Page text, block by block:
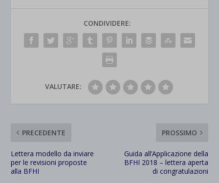
CONDIVIDERE:
VALUTARE:
PRECEDENTE
Lettera modello da inviare
per le revisioni proposte
alla BFHI
PROSSIMO
Guida all’Applicazione della
BFHI 2018 – lettera aperta
di congratulazioni